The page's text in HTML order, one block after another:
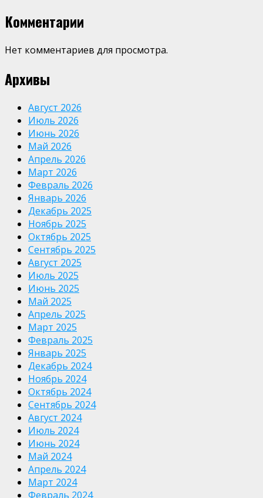
Комментарии
Нет комментариев для просмотра.
Архивы
Август 2026
Июль 2026
Июнь 2026
Май 2026
Апрель 2026
Март 2026
Февраль 2026
Январь 2026
Декабрь 2025
Ноябрь 2025
Октябрь 2025
Сентябрь 2025
Август 2025
Июль 2025
Июнь 2025
Май 2025
Апрель 2025
Март 2025
Февраль 2025
Январь 2025
Декабрь 2024
Ноябрь 2024
Октябрь 2024
Сентябрь 2024
Август 2024
Июль 2024
Июнь 2024
Май 2024
Апрель 2024
Март 2024
Февраль 2024